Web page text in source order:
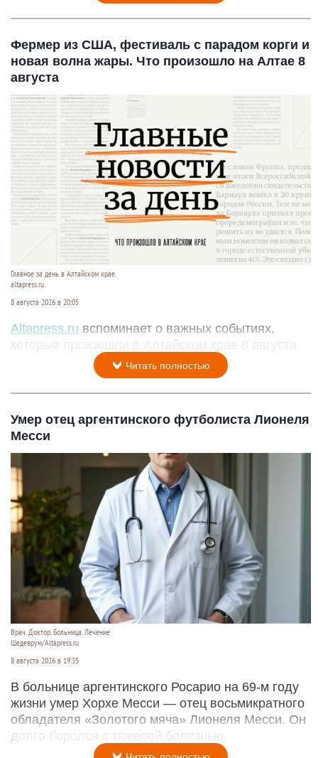
Фермер из США, фестиваль с парадом корги и
новая волна жары. Что произошло на Алтае 8
августа
Главное за день в Алтайском крае.
altapress.ru.
8 августа 2026 в 20:05
Altapress.ru вспоминает о важных событиях,
которые произошли в Алтайском крае 8 августа.
Читать полностью
Умер отец аргентинского футболиста Лионеля
Месси
Врач. Доктор. Больница. Лечение
Шедеврум/Altapress.ru
8 августа 2026 в 19:35
В больнице аргентинского Росарио на 69-м году
жизни умер Хорхе Месси — отец восьмикратного
обладателя «Золотого мяча» Лионеля Месси. Он
долго боролся с тяжелой болезнью.